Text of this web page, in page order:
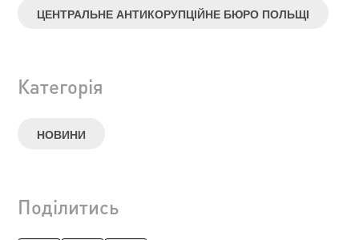
ЦЕНТРАЛЬНЕ АНТИКОРУПЦІЙНЕ БЮРО ПОЛЬЩІ
Категорія
НОВИНИ
Поділитись